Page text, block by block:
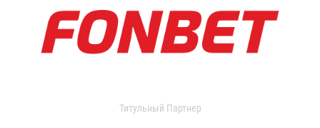
Титульный Партнер